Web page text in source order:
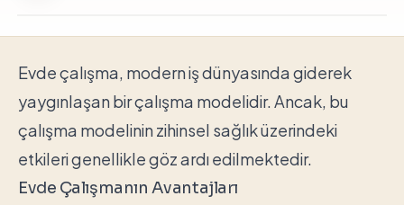
Evde çalışma, modern iş dünyasında giderek
yaygınlaşan bir çalışma modelidir. Ancak, bu
çalışma modelinin zihinsel sağlık üzerindeki
etkileri genellikle göz ardı edilmektedir.
Evde Çalışmanın Avantajları